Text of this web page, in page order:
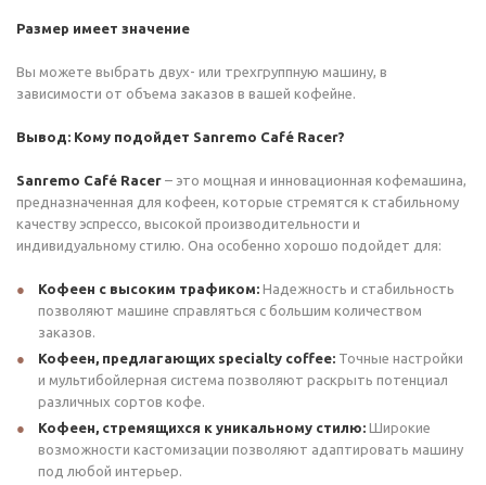
Размер имеет значение
Вы можете выбрать двух- или трехгруппную машину, в
зависимости от объема заказов в вашей кофейне.
Вывод: Кому подойдет Sanremo Café Racer?
Sanremo Café Racer – это мощная и инновационная кофемашина,
предназначенная для кофеен, которые стремятся к стабильному
качеству эспрессо, высокой производительности и
индивидуальному стилю. Она особенно хорошо подойдет для:
Кофеен с высоким трафиком: Надежность и стабильность
позволяют машине справляться с большим количеством
заказов.
Кофеен, предлагающих specialty coffee: Точные настройки
и мультибойлерная система позволяют раскрыть потенциал
различных сортов кофе.
Кофеен, стремящихся к уникальному стилю: Широкие
возможности кастомизации позволяют адаптировать машину
под любой интерьер.